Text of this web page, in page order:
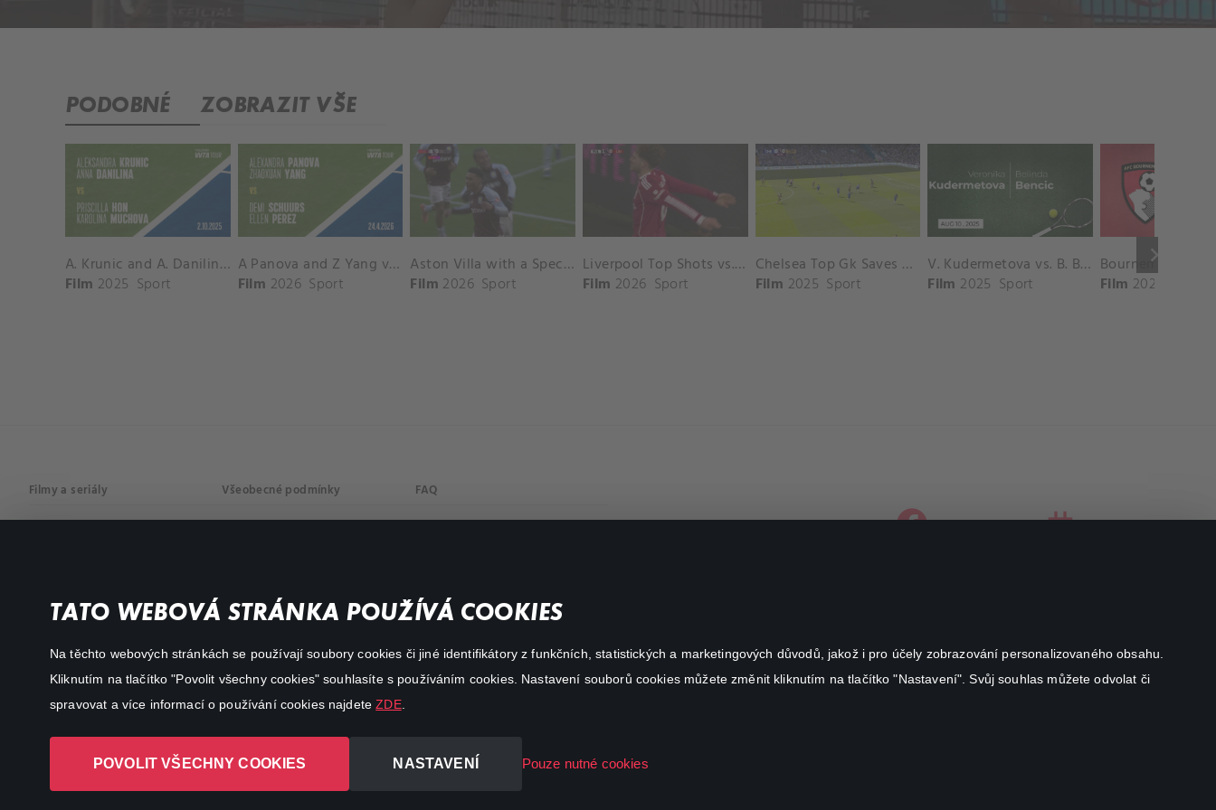
TATO WEBOVÁ STRÁNKA POUŽÍVÁ COOKIES
Na těchto webových stránkách se používají soubory cookies či jiné identifikátory z funkčních, statistických a marketingových důvodů, jakož i pro účely zobrazování personalizovaného obsahu.
Kliknutím na tlačítko "Povolit všechny cookies" souhlasíte s používáním cookies. Nastavení souborů cookies můžete změnit kliknutím na tlačítko "Nastavení". Svůj souhlas můžete odvolat či
spravovat a více informací o používání cookies najdeteZDE.
POVOLIT VŠECHNY COOKIES NASTAVENÍ Pouze nutné cookies
PODOBNÉ ZOBRAZIT VŠE
keyboard_arrow_right
A. Krunic and A. Danilina vs. P. Hon and K. Muchova Match Highlights - BEIJING_Capital Group Diamond ( October 02, 2025)
Film 2025 Sport
A Panova and Z Yang vs D Schuurs and E Perez Match Highlights - MADRID_Court 8 ( April 24, 2026)
Film 2026 Sport
Aston Villa with a Spectacular Goal vs. Nottingham Forest
Film 2026 Sport
Liverpool Top Shots vs. Fulham
Film 2026 Sport
Chelsea Top Gk Saves vs. Crystal Palace
Film 2025 Sport
V. Kudermetova vs. B. Bencic Match Highlights - CINCINNATI_Champions Court ( August 10, 2025)
Film 2025 Sport Film 2025
Filmy a seriály
Akční
Všeobecné podmínky FAQ
facebookinstagram
Canal+ Luxembourg S. à r.l. se sídlem Rue Albert Borschette 4,